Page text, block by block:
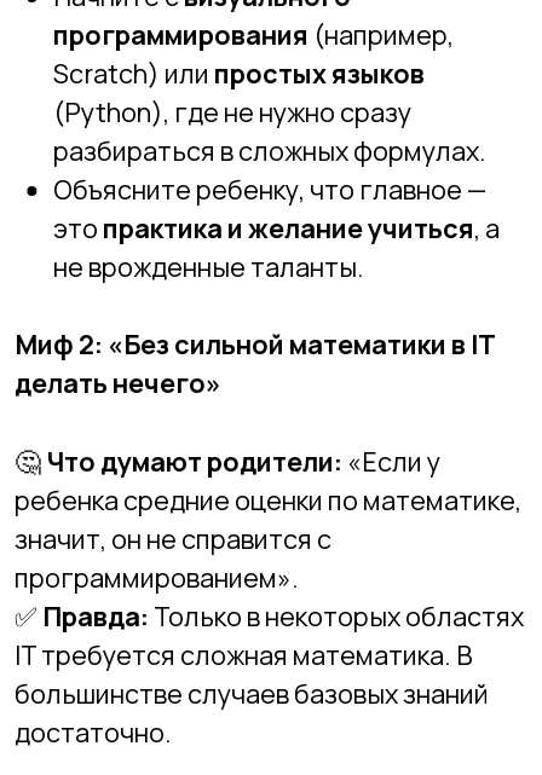
Что думают родители:«Если у
ребенка средние оценки по математике,
значит, он не справится с
программированием».
Правда:Только в некоторых областях
IT требуется сложная математика. В
большинстве случаев базовых знаний
достаточно.
🖥Почему это миф:
Для
тестирования, работы с базами
данных глубокая математика не
нужна.
искусственным интеллектом,
анализом данных, компьютерной
графикой, тогда математика
действительно будет полезной, но
это можно изучить постепенно.